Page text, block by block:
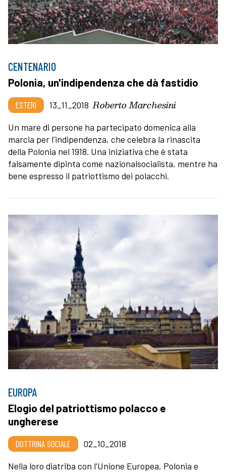
CENTENARIO
Polonia, un'indipendenza che dà fastidio
ESTERI 13_11_2018 Roberto Marchesini
Un mare di persone ha partecipato domenica alla
marcia per l'indipendenza, che celebra la rinascita
della Polonia nel 1918. Una iniziativa che è stata
falsamente dipinta come nazionalsocialista, mentre ha
bene espresso il patriottismo dei polacchi.
EUROPA
Elogio del patriottismo polacco e
ungherese
DOTTRINA SOCIALE
02_10_2018
Nella loro diatriba con l'Unione Europea, Polonia e